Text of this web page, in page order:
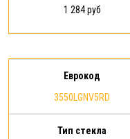
1 284 руб
Еврокод
3550LGNV5RD
Тип стекла